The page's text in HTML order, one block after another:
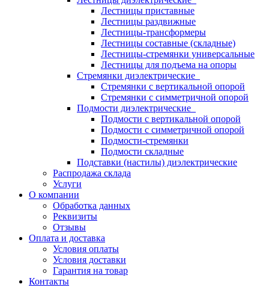
Лестницы приставные
Лестницы раздвижные
Лестницы-трансформеры
Лестницы составные (складные)
Лестницы-стремянки универсальные
Лестницы для подъема на опоры
Стремянки диэлектрические
Стремянки с вертикальной опорой
Стремянки с симметричной опорой
Подмости диэлектрические
Подмости с вертикальной опорой
Подмости с симметричной опорой
Подмости-стремянки
Подмости складные
Подставки (настилы) диэлектрические
Распродажа склада
Услуги
О компании
Обработка данных
Реквизиты
Отзывы
Оплата и доставка
Условия оплаты
Условия доставки
Гарантия на товар
Контакты